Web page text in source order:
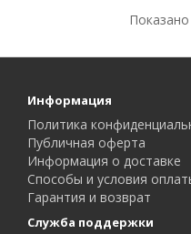
Информация
Политика
Публичная оферта
Информация о доставке
Способы и условия
Гарантия и возврат
Служба поддержки